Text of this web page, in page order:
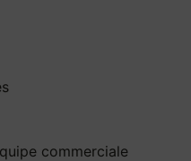
commerciale